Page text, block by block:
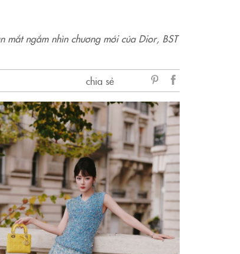
ngắm nhìn chương mới của Dior, BST
chia sẻ
Facebook